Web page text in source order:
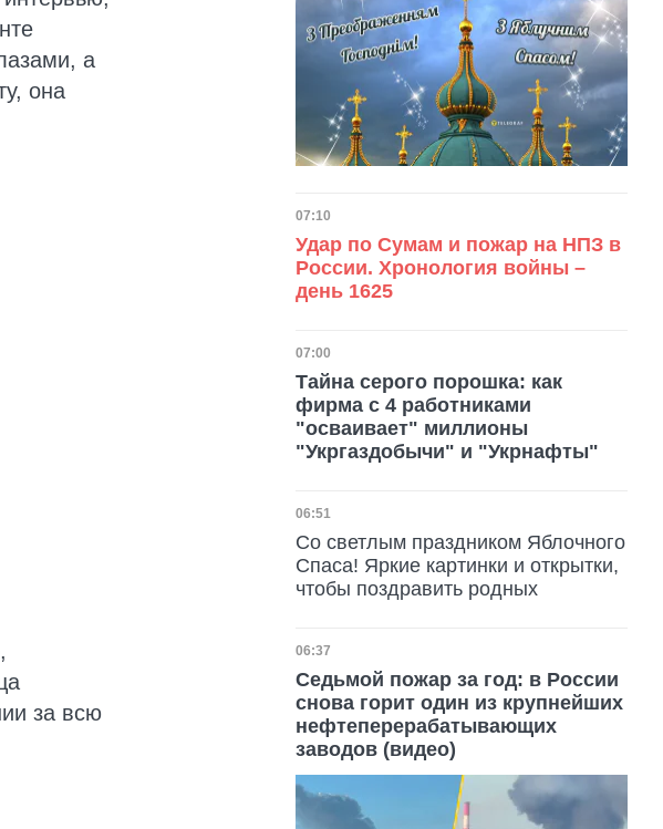
а
она
за всю
Дата публикации
07:10
Удар по Сумам и пожар на НПЗ в
России. Хронология войны –
день 1625
Дата публикации
07:00
Тайна серого порошка: как
фирма с 4 работниками
"осваивает" миллионы
"Укргаздобычи" и "Укрнафты"
Дата публикации
06:51
Со светлым праздником Яблочного
Спаса! Яркие картинки и открытки,
чтобы поздравить родных
Дата публикации
06:37
Седьмой пожар за год: в России
снова горит один из крупнейших
нефтеперерабатывающих
заводов (видео)